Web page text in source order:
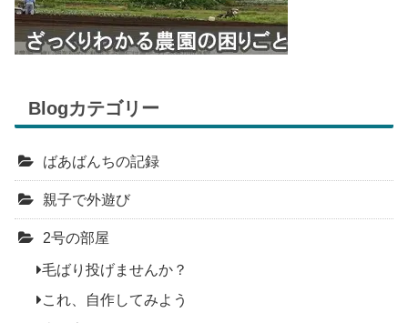
Blogカテゴリー
ばあばんちの記録
親子で外遊び
2号の部屋
毛ばり投げませんか？
これ、自作してみよう